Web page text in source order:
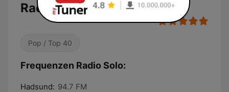
Radio Solo
Pop / Top 40
Frequenzen Radio Solo:
Hadsund: 94.7 FM